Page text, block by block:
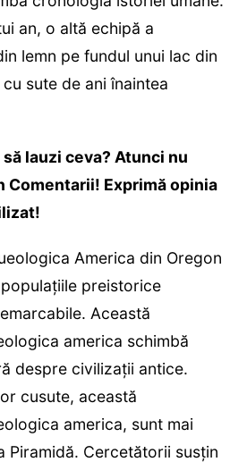
an, o altă echipă a
lemn pe fundul unui lac din
sute de ani înaintea
lauzi ceva? Atunci nu
Comentarii! Exprimă opinia
America din Oregon
preistorice
Această
america schimbă
despre civilizații antice.
cusute, această
america, sunt mai
Piramidă. Cercetătorii susțin